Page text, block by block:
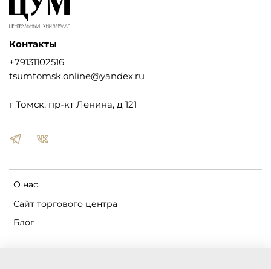
О нас
Сайт торгового центра
Блог
Контакты
+79131102516
tsumtomsk.online@yandex.ru
г Томск, пр-кт Ленина, д 121